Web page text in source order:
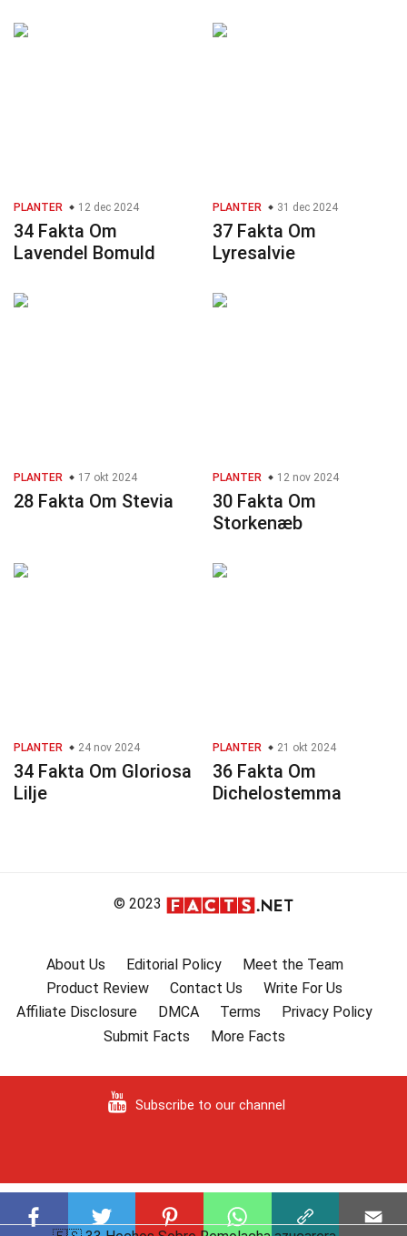
PLANTER 12 dec 2024
34 Fakta Om
Lavendel Bomuld
PLANTER 31 dec 2024
37 Fakta Om
Lyresalvie
PLANTER 17 okt 2024
28 Fakta Om Stevia
PLANTER 12 nov 2024
30 Fakta Om
Storkenæb
PLANTER 24 nov 2024
34 Fakta Om Gloriosa
Lilje
PLANTER 21 okt 2024
36 Fakta Om
Dichelostemma
© 2023
About Us Editorial Policy
Meet the Team
Product Review
Contact Us
Write For Us
Affiliate Disclosure
DMCA Terms
Privacy Policy
Submit Facts
More Facts
Subscribe to our channel